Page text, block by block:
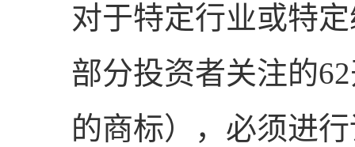
对于特定行业或特
部分投资者关注的
的商标），必须进